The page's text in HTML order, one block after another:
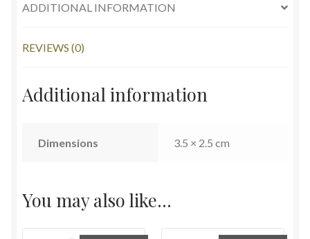
السعودية
ADDITIONAL INFORMATION
REVIEWS (0)
Additional information
Dimensions 3.5 × 2.5 cm
You may also like…